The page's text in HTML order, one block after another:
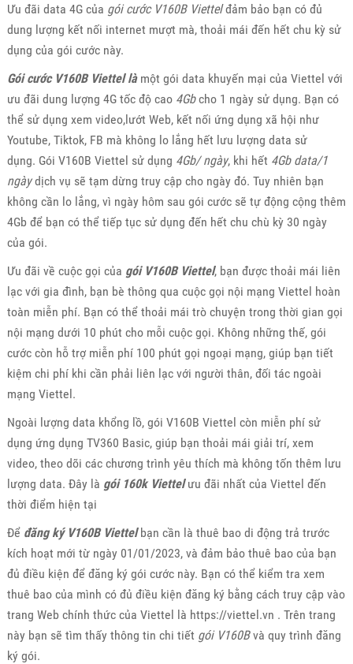
Ưu đãi data 4G của gói cước V160B Viettelđảm bảo bạn có đủ
dung lượng kết nối internet mượt mà, thoải mái đến hết chu kỳ sử
dụng của gói cước này.
Gói cước V160B Viettel làmột gói data khuyến mại của Viettel với
ưu đãi dung lượng 4G tốc độ cao 4Gbcho 1 ngày sử dụng. Bạn có
thể sử dụng xem video,lướt Web, kết nối ứng dụng xã hội như
Youtube, Tiktok, FB mà không lo lắng hết lưu lượng data sử
dụng. Gói V160B Viettel sử dụng 4Gb/ ngày, khi hết 4Gb data/1
ngàydịch vụ sẽ tạm dừng truy cập cho ngày đó. Tuy nhiên bạn
không cần lo lắng, vì ngày hôm sau gói cước sẽ tự động cộng thêm
4Gb để bạn có thể tiếp tục sử dụng đến hết chu chù kỳ 30 ngày
của gói.
Ưu đãi về cuộc gọi của gói V160B Viettel, bạn được thoải mái liên
lạc với gia đình, bạn bè thông qua cuộc gọi nội mạng Viettel hoàn
toàn miễn phí. Bạn có thể thoải mái trò chuyện trong thời gian gọi
nội mạng dưới 10 phút cho mỗi cuộc gọi. Không những thế, gói
cước còn hỗ trợ miễn phí 100 phút gọi ngoại mạng, giúp bạn tiết
kiệm chi phí khi cần phải liên lạc với người thân, đối tác ngoài
mạng Viettel.
Ngoài lượng data khổng lồ, gói V160B Viettel còn miễn phí sử
dụng ứng dụng TV360 Basic, giúp bạn thoải mái giải trí, xem
video, theo dõi các chương trình yêu thích mà không tốn thêm lưu
lượng data. Đây là gói 160k Viettelưu đãi nhất của Viettel đến
thời điểm hiện tại
Để đăng ký V160B Viettelbạn cần là thuê bao di động trả trước
kích hoạt mới từ ngày 01/01/2023, và đảm bảo thuê bao của bạn
đủ điều kiện để đăng ký gói cước này. Bạn có thể kiểm tra xem
thuê bao của mình có đủ điều kiện đăng ký bằng cách truy cập vào
trang Web chính thức của Viettel là https://viettel.vn . Trên trang
này bạn sẽ tìm thấy thông tin chi tiết gói V160Bvà quy trình đăng
ký gói.